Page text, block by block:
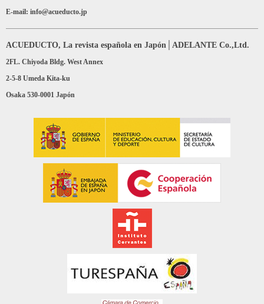
E-mail: info@acueducto.jp
ACUEDUCTO, La revista española en Japón│ADELANTE Co.,Ltd.
2FL. Chiyoda Bldg. West Annex
2-5-8 Umeda Kita-ku
Osaka 530-0001 Japón